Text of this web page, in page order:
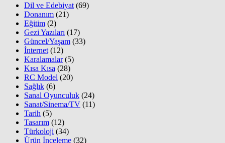
Dil ve Edebiyat (69)
Donanım (21)
Eğitim (2)
Gezi Yazıları (17)
Güncel/Yaşam (33)
İnternet (12)
Karalamalar(5)
Kısa Kısa (28)
RC Model (20)
Sağlık (6)
Sanal Oyunculuk (24)
Sanat/Sinema/TV (11)
Tarih (5)
Tasarım (12)
Türkoloji (34)
Ürün İnceleme (32)